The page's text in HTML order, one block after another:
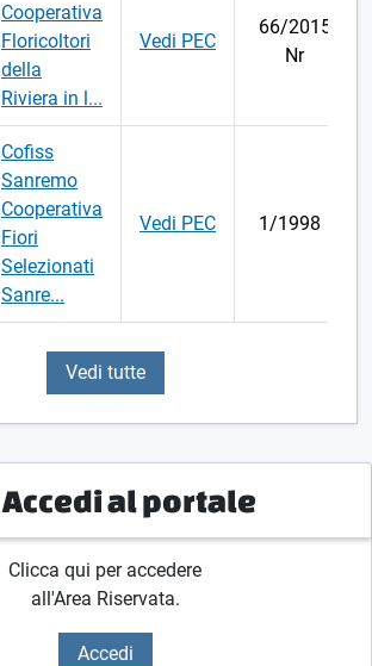
Cooperativa
Floricoltori
della
Riviera in l...
Vedi PEC
66/2015
Nr
Cofiss
Sanremo
Cooperativa
Fiori
Selezionati
Sanre...
Vedi PEC 1/1998
Vedi tutte
Accedi al portale
Clicca qui per accedere
all'Area Riservata.
Accedi